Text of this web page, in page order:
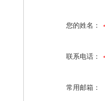
您的姓名：
联系电话：
常用邮箱：